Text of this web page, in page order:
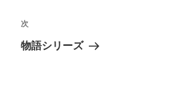
ビ
ゲ
稿
次
の
次
物語シリーズ